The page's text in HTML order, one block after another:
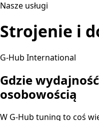
Nasze usługi
Strojenie i
G-Hub International
Gdzie
osobowością
W G-Hub tuning to coś